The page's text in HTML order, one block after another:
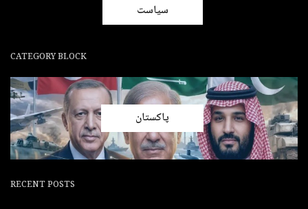
سیاست
CATEGORY BLOCK
پاکستان
RECENT POSTS